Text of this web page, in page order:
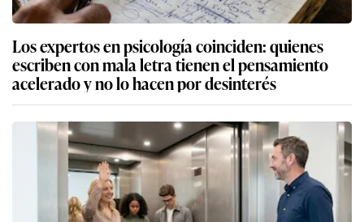
Los expertos en psicología coinciden: quienes
escriben con mala letra tienen el pensamiento
acelerado y no lo hacen por desinterés